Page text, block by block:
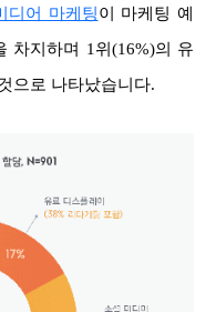
디어 마케팅이 마케팅 예
차지하며 1위(16%)의 유
으로 나타났습니다.